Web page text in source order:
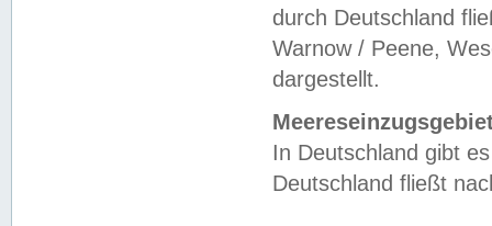
durch Deutschland
Warnow / Peene,
dargestellt.
In Deutschland gibt
Deutschland fließt